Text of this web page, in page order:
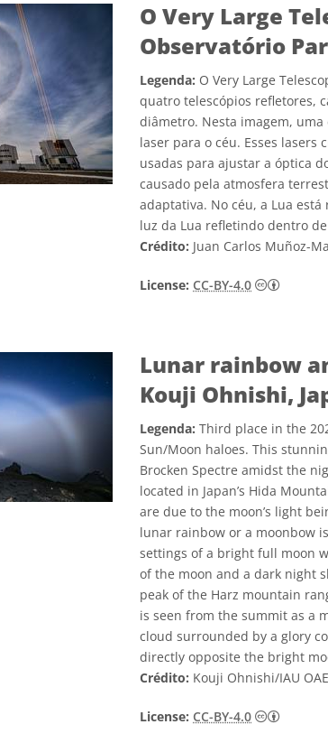
O Very Large
Observatório
Legenda: O Very Large
quatro telescópios refletores,
diâmetro. Nesta imagem,
laser para o céu. Esses
usadas para ajustar a óptica
causado pela atmosfera
adaptativa. No céu, a Lua
luz da Lua refletindo dentro
Crédito: Juan Carlos Muñoz-
License: CC-BY-4.0
Lunar rainbow
Kouji Ohnishi,
Legenda: Third place in the
Sun/Moon haloes. This
Brocken Spectre amidst the
located in Japan’s Hida
are due to the moon’s light
lunar rainbow or a moonbow
settings of a bright full moon
of the moon and a dark night
peak of the Harz mountain
is seen from the summit as a
cloud surrounded by a glory
directly opposite the bright
Crédito: Kouji Ohnishi/IAU OAE
License: CC-BY-4.0